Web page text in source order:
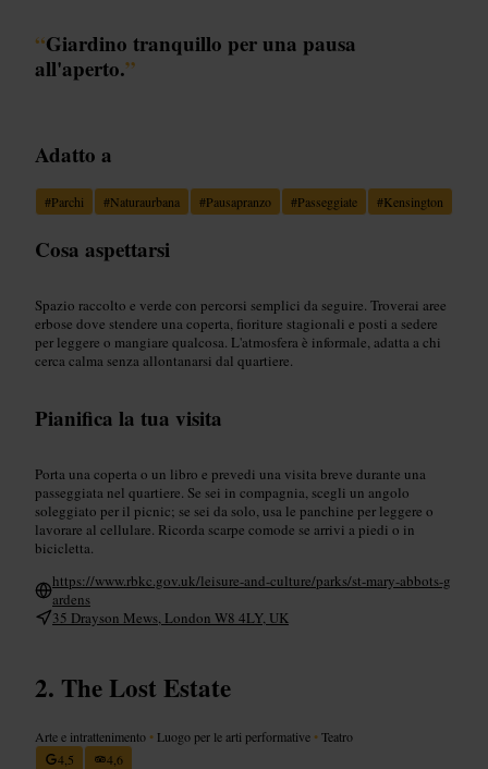
“Giardino tranquillo per una pausa
all'aperto.”
Adatto a
#Parchi #Naturaurbana #Pausapranzo #Passeggiate #Kensington
Cosa aspettarsi
Spazio raccolto e verde con percorsi semplici da seguire. Troverai aree
erbose dove stendere una coperta, fioriture stagionali e posti a sedere
per leggere o mangiare qualcosa. L'atmosfera è informale, adatta a chi
cerca calma senza allontanarsi dal quartiere.
Pianifica la tua visita
Porta una coperta o un libro e prevedi una visita breve durante una
passeggiata nel quartiere. Se sei in compagnia, scegli un angolo
soleggiato per il picnic; se sei da solo, usa le panchine per leggere o
lavorare al cellulare. Ricorda scarpe comode se arrivi a piedi o in
bicicletta.
https://www.rbkc.gov.uk/leisure-and-culture/parks/st-mary-abbots-g
ardens
35 Drayson Mews, London W8 4LY, UK
The Lost Estate
Arte e intrattenimento • Luogo per le arti performative •Teatro
4,5
4,6